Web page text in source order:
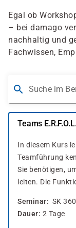
Egal ob
– bei damago
nachhaltig und
Fachwissen,
Suche im
Teams
In diesem Kurs
Teamführung
Sie benötigen,
leiten. Die
Seminar
SK
Dauer 2 Tage